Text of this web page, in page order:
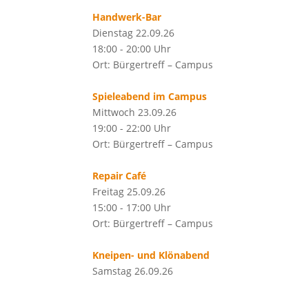
Handwerk-Bar
Dienstag 22.09.26
18:00 - 20:00 Uhr
Ort: Bürgertreff – Campus
Spieleabend im Campus
Mittwoch 23.09.26
19:00 - 22:00 Uhr
Ort: Bürgertreff – Campus
Repair Café
Freitag 25.09.26
15:00 - 17:00 Uhr
Ort: Bürgertreff – Campus
Kneipen- und Klönabend
Samstag 26.09.26